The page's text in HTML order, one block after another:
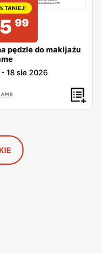
TANIEJ!
99
pędzle do makijażu
-18 sie 2026